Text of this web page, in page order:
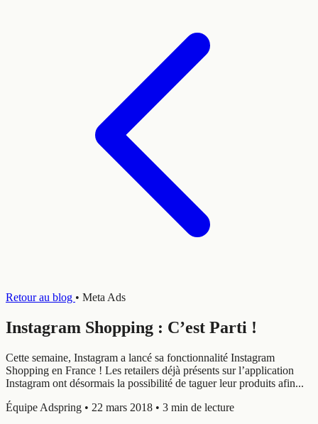
Retour au blog • Meta Ads
Instagram Shopping : C’est Parti !
Cette semaine, Instagram a lancé sa fonctionnalité Instagram
Shopping en France ! Les retailers déjà présents sur l’application
Instagram ont désormais la possibilité de taguer leur produits afin...
Équipe Adspring • 22 mars 2018 • 3 min de lecture